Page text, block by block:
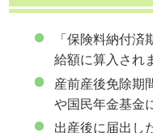
「保険料納付
給額に算入され
産前産後免除期
や国民年金基金
出産後に届出し